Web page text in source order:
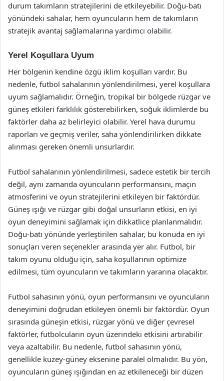
durum takımların stratejilerini de etkileyebilir. Doğu-batı
yönündeki sahalar, hem oyuncuların hem de takımların
stratejik avantaj sağlamalarına yardımcı olabilir.
Yerel Koşullara Uyum
Her bölgenin kendine özgü iklim koşulları vardır. Bu
nedenle, futbol sahalarının yönlendirilmesi, yerel koşullara
uyum sağlamalıdır. Örneğin, tropikal bir bölgede rüzgar ve
güneş etkileri farklılık gösterebilirken, soğuk iklimlerde bu
faktörler daha az belirleyici olabilir. Yerel hava durumu
raporları ve geçmiş veriler, saha yönlendirilirken dikkate
alınması gereken önemli unsurlardır.
Futbol sahalarının yönlendirilmesi, sadece estetik bir tercih
değil, aynı zamanda oyuncuların performansını, maçın
atmosferini ve oyun stratejilerini etkileyen bir faktördür.
Güneş ışığı ve rüzgar gibi doğal unsurların etkisi, en iyi
oyun deneyimini sağlamak için dikkatlice planlanmalıdır.
Doğu-batı yönünde yerleştirilen sahalar, bu konuda en iyi
sonuçları veren seçenekler arasında yer alır. Futbol, bir
takım oyunu olduğu için, saha koşullarının optimize
edilmesi, tüm oyuncuların ve takımların yararına olacaktır.
Futbol sahasının yönü, oyun performansını ve oyuncuların
deneyimini doğrudan etkileyen önemli bir faktördür. Oyun
sırasında güneşin etkisi, rüzgar yönü ve diğer çevresel
faktörler, futbolcuların oyun üzerindeki etkisini artırabilir
veya azaltabilir. Bu nedenle, futbol sahasının yönü,
genellikle kuzey-güney eksenine paralel olmalıdır. Bu yön,
oyuncuların güneş ışığından en az etkileneceği bir düzen